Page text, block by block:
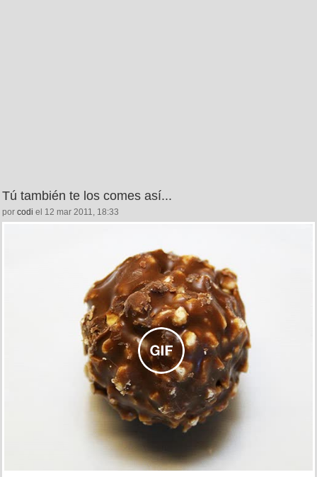
Tú también te los comes así...
por codi el 12 mar 2011, 18:33